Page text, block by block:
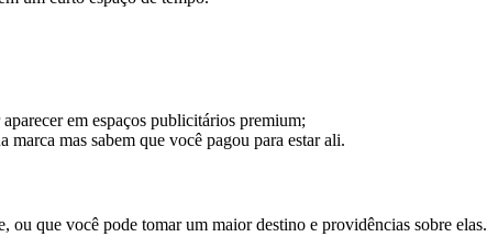
em espaços publicitários premium;
marca mas sabem que você pagou para estar ali.
ou que você pode tomar um maior destino e providências sobre elas.